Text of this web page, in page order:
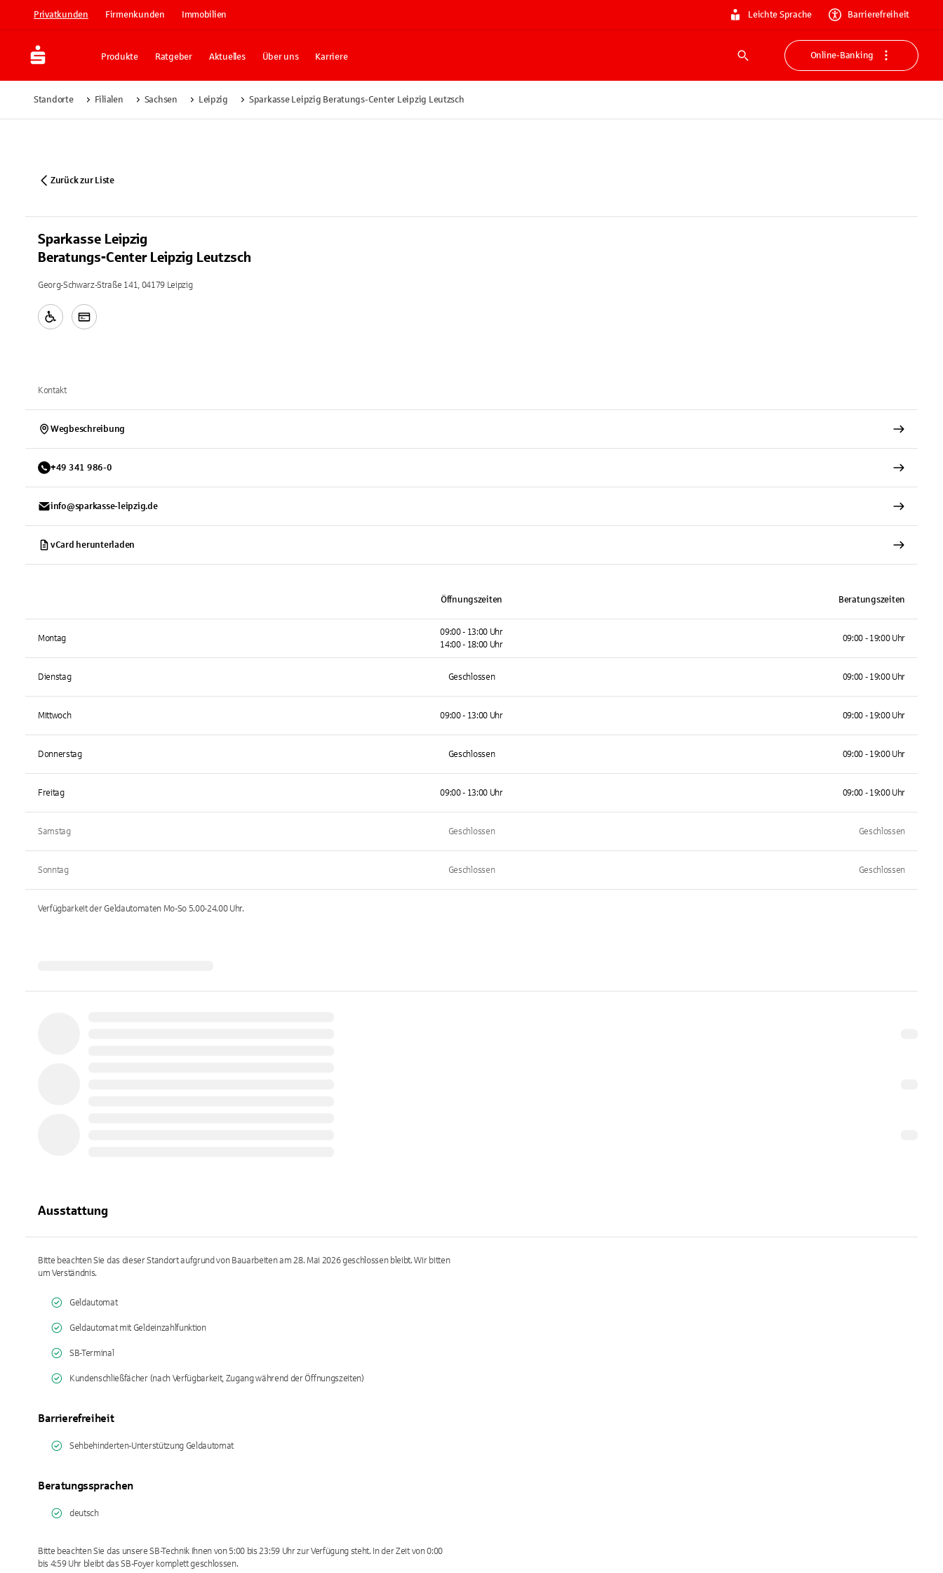
Privatkunden Firmenkunden Immobilien Leichte Sprache Barrierefreiheit
Produkte Ratgeber Aktuelles Über uns Karriere
Suche
Online-Banking
Standorte Filialen Sachsen Leipzig Sparkasse Leipzig Beratungs-Center Leipzig Leutzsch
Zurück zur Liste
Sparkasse Leipzig
Beratungs-Center Leipzig Leutzsch
Georg-Schwarz-Straße 141, 04179 Leipzig
Kontakt
Wegbeschreibung
+49 341 986-0
info@sparkasse-leipzig.de
vCard herunterladen
Öffnungszeiten Beratungszeiten
Montag
09:00 - 13:00 Uhr
14:00 - 18:00 Uhr
09:00 - 19:00 Uhr
Dienstag Geschlossen 09:00 - 19:00 Uhr
Mittwoch 09:00 - 13:00 Uhr 09:00 - 19:00 Uhr
Donnerstag Geschlossen 09:00 - 19:00 Uhr
Freitag 09:00 - 13:00 Uhr 09:00 - 19:00 Uhr
Samstag Geschlossen Geschlossen
Sonntag Geschlossen Geschlossen
Verfügbarkeit der Geldautomaten Mo-So 5.00-24.00Uhr.
Ausstattung
Bitte beachten Sie das dieser Standort aufgrund von Bauarbeiten am 28. Mai 2026 geschlossen bleibt. Wir bitten
um Verständnis.
Geldautomat
Geldautomat mit Geldeinzahlfunktion
SB-Terminal
Kundenschließfächer (nach Verfügbarkeit, Zugang während der Öffnungszeiten)
Barrierefreiheit
Sehbehinderten-Unterstützung Geldautomat
Beratungssprachen
deutsch
Bitte beachten Sie das unsere SB-Technik Ihnen von 5:00 bis 23:59 Uhr zur Verfügung steht. In der Zeit von 0:00
bis 4:59 Uhr bleibt das SB-Foyer komplett geschlossen.